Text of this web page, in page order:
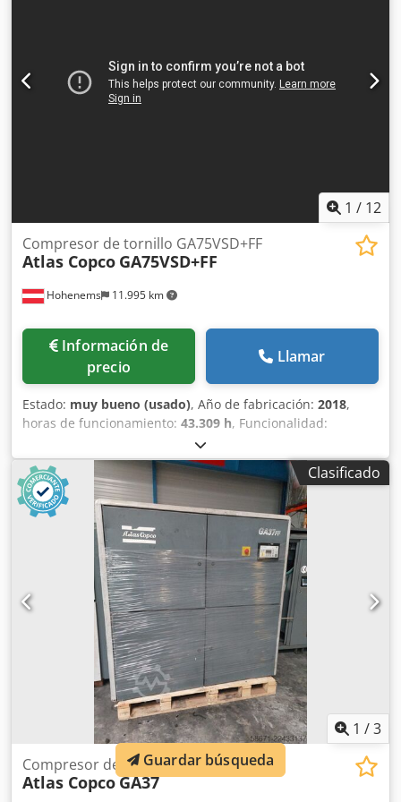
1 / 12
Hohenems 11.995 km
Compresor de tornillo GA75VSD+FF
Atlas Copco GA75VSD+FF
Información de
precio
Llamar
Estado: muy bueno (usado), Año de fabricación: 2018,
horas de funcionamiento: 43.309 h, Funcionalidad:
, Compresor de tornillo Atlas Copco
GA75VSD+FF Inversor y secador integrados 75 kW 12,75 bar
15,50 m³/min Año de fabricación: 2018 Djdpozp Urwsfx Ai
Rjck Horas de funcionamiento: 43.309
Clasificado
1 /3
Compresor de tornillo
Atlas CopcoGA37
Guardar búsqueda